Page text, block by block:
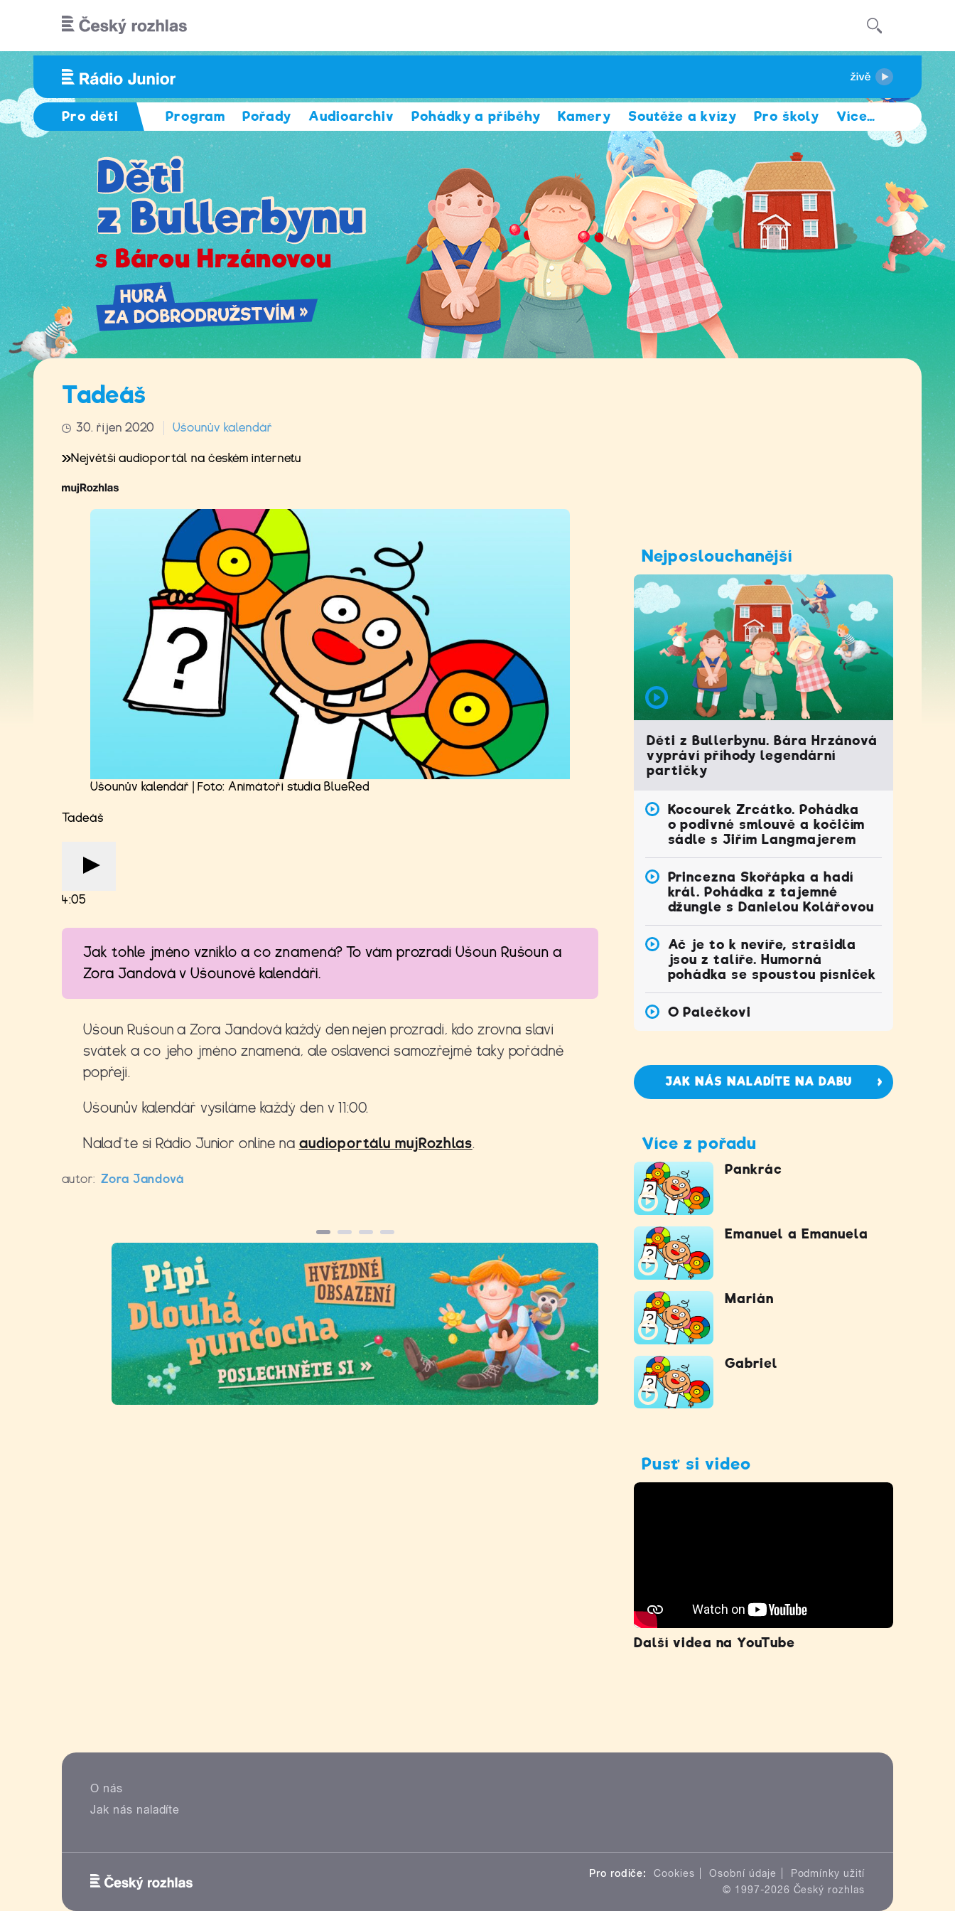
Pro děti Program Pořady Audioarchiv Pohádky a příběhy Kamery Soutěže a kvízy Pro školy Více…
Tadeáš
30. říjen 2020 Ušounův kalendář
Největší audioportál na českém internetu
Ušounův kalendář | Foto: Animátoři studia BlueRed
Tadeáš
4:05
Jak tohle jméno vzniklo a co znamená? To vám prozradí Ušoun Rušoun a
Zora Jandová v Ušounově kalendáři.
Ušoun Rušoun a Zora Jandová každý den nejen prozradí, kdo zrovna slaví
svátek a co jeho jméno znamená, ale oslavenci samozřejmě taky pořádně
popřejí.
Ušounův kalendář vysíláme každý den v 11:00.
Nalaďte si Rádio Junior online na audioportálu mujRozhlas.
autor: Zora Jandová
Nejposlouchanější
Děti z Bullerbynu. Bára Hrzánová
vypráví příhody legendární
partičky
Kocourek Zrcátko. Pohádka
o podivné smlouvě a kočičím
sádle s Jiřím Langmajerem
Princezna Skořápka a hadí
král. Pohádka z tajemné
džungle s Danielou Kolářovou
Ač je to k nevíře, strašidla
jsou z talíře. Humorná
pohádka se spoustou písniček
O Palečkovi
JAK NÁS NALADÍTE NA DABU
Více z pořadu
Pankrác
Emanuel a Emanuela
Marián
Gabriel
Pusť si video
Další videa na YouTube
O nás
Jak nás naladíte
Pro rodiče: Cookies Osobní údaje
Podmínky užití
© 1997-2026 Český rozhlas